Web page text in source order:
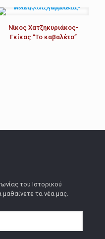
Νίκος Χατζηκυριάκος-
Γκίκας “Το καβαλέτο”
του Ιστορικού
τα νέα μας.